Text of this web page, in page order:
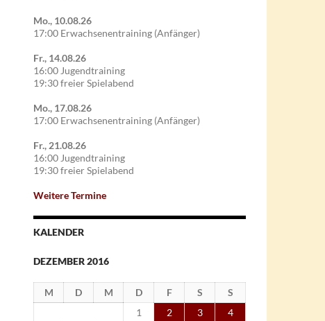
Mo., 10.08.26
17:00 Erwachsenentraining (Anfänger)
Fr., 14.08.26
16:00 Jugendtraining
19:30 freier Spielabend
Mo., 17.08.26
17:00 Erwachsenentraining (Anfänger)
Fr., 21.08.26
16:00 Jugendtraining
19:30 freier Spielabend
Weitere Termine
KALENDER
DEZEMBER 2016
M D M D F S
S
1
2 3
4